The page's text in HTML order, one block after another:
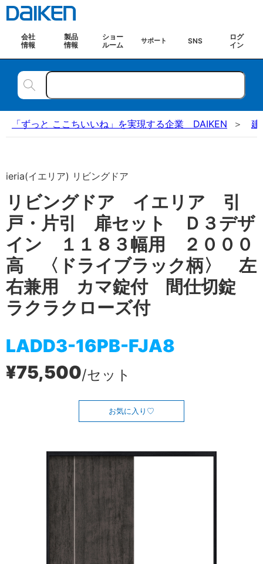
会社
情報
製品
情報
ショー
ルーム
サポート SNS
ログ
イン
「ずっと ここちいいね」を実現する企業 DAIKEN 建
ieria(イエリア) リビングドア
リビングドア イエリア 引
戸・片引 扉セット Ｄ３デザ
イン １１８３幅用 ２０００
高 〈ドライブラック柄〉 左
右兼用 カマ錠付 間仕切錠
ラクラクローズ付
LADD3-16PB-FJA8
¥75,500/セット
お気に入り